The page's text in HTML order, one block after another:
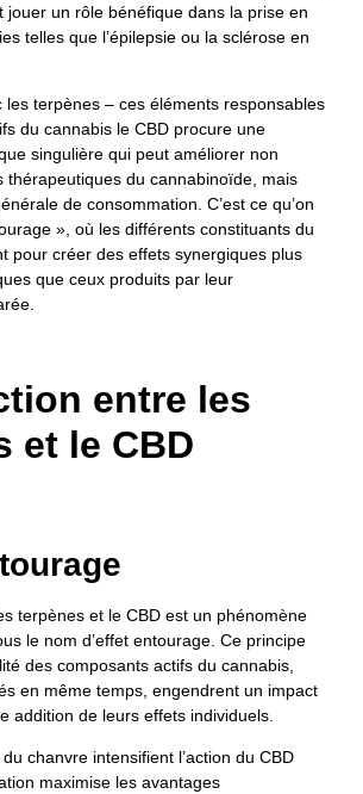
jouer un rôle bénéfique dans la prise en
telles que l’épilepsie ou la sclérose en
les terpènes – ces éléments responsables
du cannabis le CBD procure une
singulière qui peut améliorer non
thérapeutiques du cannabinoïde, mais
de consommation. C’est ce qu’on
», où les différents constituants du
pour créer des effets synergiques plus
que ceux produits par leur
entre les
et le CBD
terpènes et le CBD est un phénomène
le nom d’effet entourage. Ce principe
des composants actifs du cannabis,
en même temps, engendrent un impact
addition de leurs effets individuels.
chanvre intensifient l’action du CBD
maximise les avantages